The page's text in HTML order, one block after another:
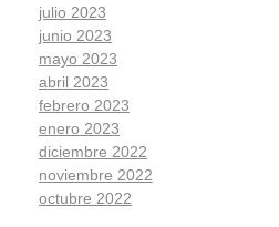
julio 2023
junio 2023
mayo 2023
abril 2023
febrero 2023
enero 2023
diciembre 2022
noviembre 2022
octubre 2022